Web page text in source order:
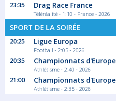
23:35 Drag Race France
Téléréalité - 1:10 - France - 2026
SPORT DE LA SOIRÉE
20:25 Ligue Europa
Football - 2:05 - 2026
20:35 Championnats d'Europe
Athlétisme - 2:40 - 2026
21:00 Championnats d'Europe
Athlétisme - 2:35 - 2026